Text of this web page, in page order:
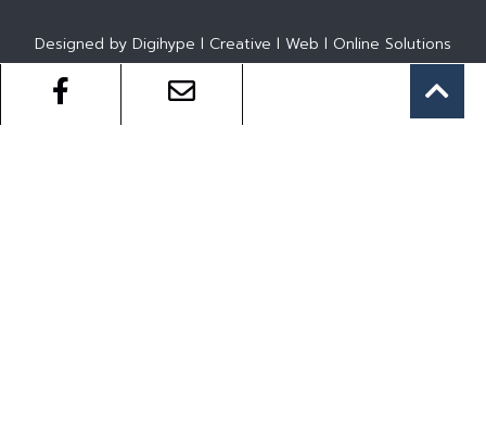
Designed by Digihype l Creative l Web l Online Solutions